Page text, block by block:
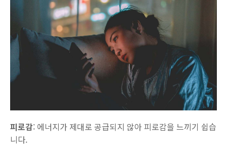
피로감: 에너지가 제대로 공급되지 않아 피로감을 느끼기 쉽습
니다.